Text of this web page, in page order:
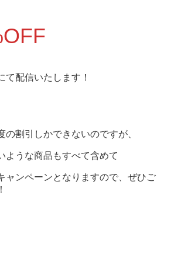
て配信いたします！
の割引しかできないのですが、
ような商品もすべて含めて
ャンペーンとなりますので、ぜひご